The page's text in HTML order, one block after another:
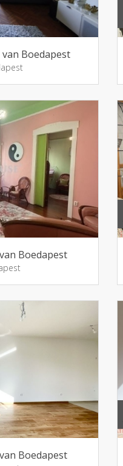
Boedapest
Boedapest
Boedapest